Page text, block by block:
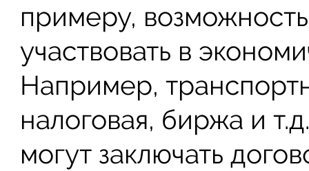
примеру, возможность
участвовать в
Например,
налоговая, биржа и
могут заключать